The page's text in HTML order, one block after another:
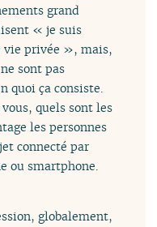
grand
« je suis
vie privée », mais,
sont pas
quoi ça consiste.
quels sont les
les personnes
connecté par
ou smartphone.
globalement,